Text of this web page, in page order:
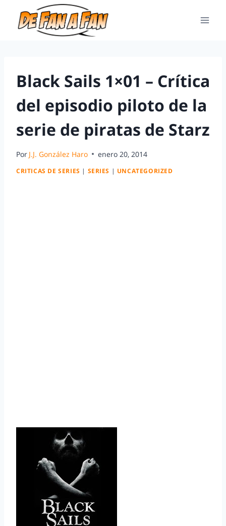
Black Sails 1×01 – Crítica
del episodio piloto de la
serie de piratas de Starz
Por J.J. González Haro enero 20, 2014
CRITICAS DE SERIES | SERIES | UNCATEGORIZED